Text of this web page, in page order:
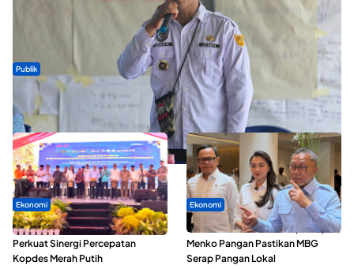
Publik
ABDESI Morotai Apresiasi Penyaluran ADD Rp3,13 Miliar untuk
88 Desa
Ekonomi
Seminar di Ternate, Mendes
Perkuat Sinergi Percepatan
Kopdes Merah Putih
Ekonomi
SPPG di Maluku Utara Dipercepat,
Menko Pangan Pastikan MBG
Serap Pangan Lokal